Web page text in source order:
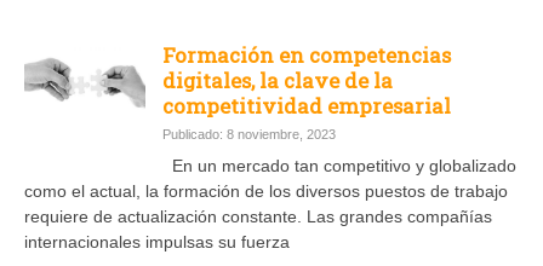
Formación en competencias
digitales, la clave de la
competitividad empresarial
Publicado: 8 noviembre, 2023
En un mercado tan competitivo y globalizado
como el actual, la formación de los diversos puestos de trabajo
requiere de actualización constante. Las grandes compañías
internacionales impulsas su fuerza